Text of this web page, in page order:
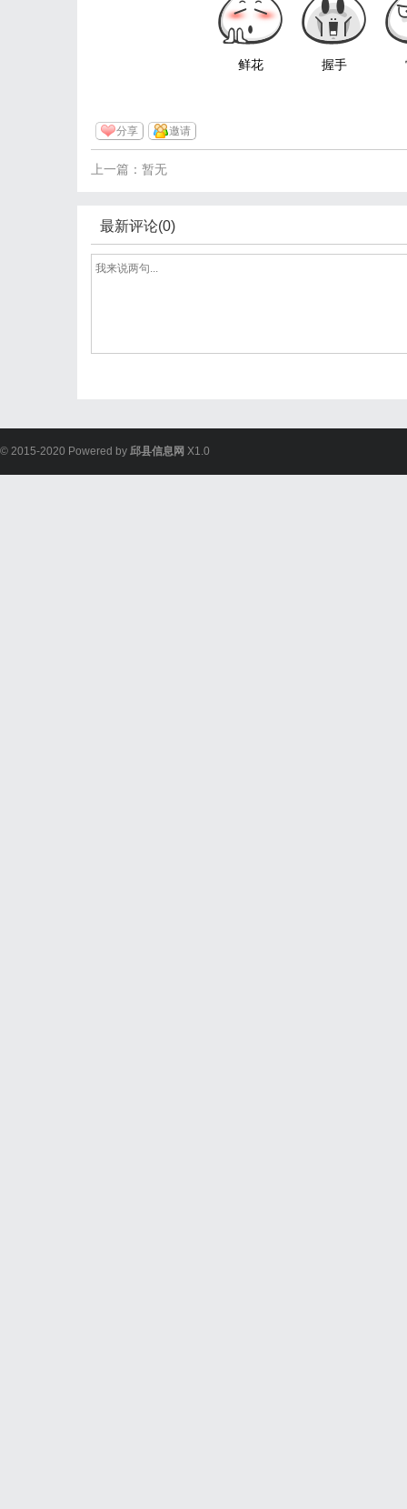
鲜花 握手
分享 邀请
上一篇：暂无
最新评论(0)
© 2015-2020 Powered by 邱县信息网 X1.0